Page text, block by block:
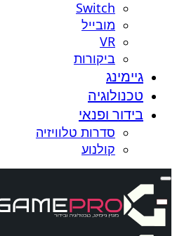
Switch
מובייל
VR
ביקורות
גיימינג
טכנולוגיה
בידור ופנאי
סדרות טלוויזיה
קולנוע